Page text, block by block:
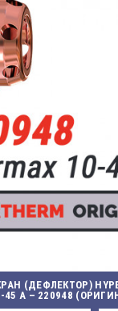
(ДЕФЛЕКТОР)
45 A – 220948